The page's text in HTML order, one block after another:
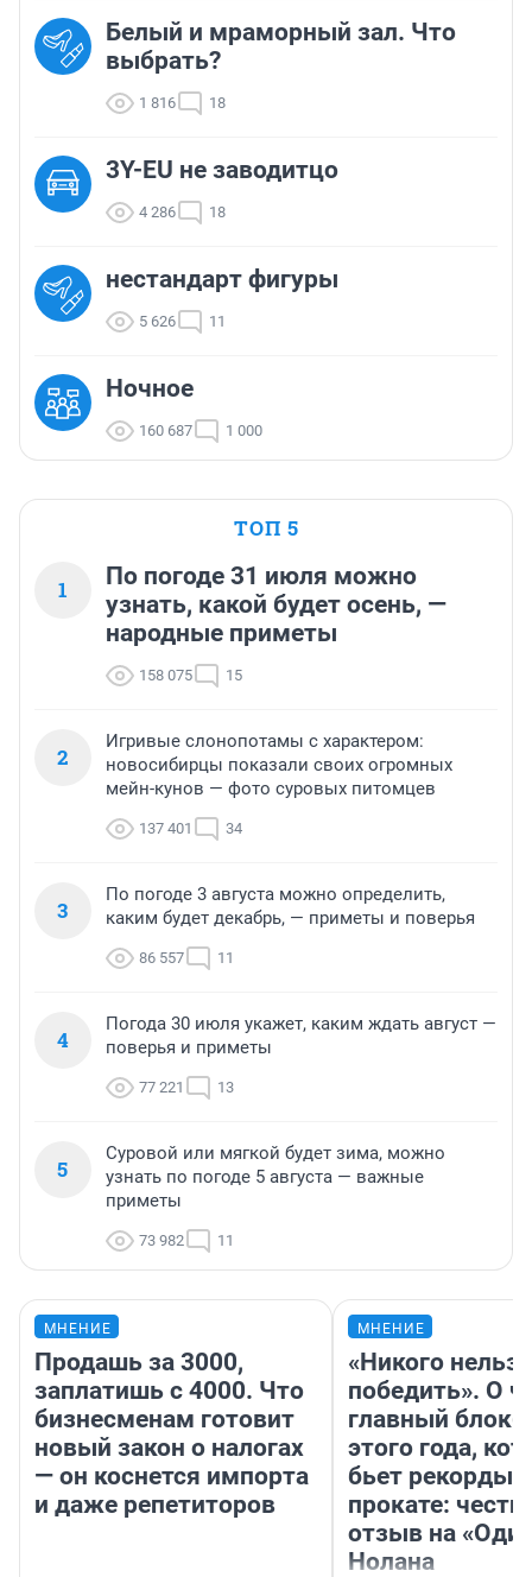
Белый и мраморный зал. Что
выбрать?
1 816 18
3Y-EU не заводитцо
4 286 18
нестандарт фигуры
5 626 11
Ночное
160 687 1 000
ТОП 5
1
По погоде 31 июля можно
узнать, какой будет осень, —
народные приметы
158 075 15
2
Игривые слонопотамы с характером:
новосибирцы показали своих огромных
мейн-кунов — фото суровых питомцев
137 401 34
3
По погоде 3 августа можно определить,
каким будет декабрь, — приметы и поверья
86 557 11
4
Погода 30 июля укажет, каким ждать август —
поверья и приметы
77 221 13
5
Суровой или мягкой будет зима, можно
узнать по погоде 5 августа — важные
приметы
73 982 11
МНЕНИЕ
Продашь за 3000,
заплатишь с 4000. Что
бизнесменам готовит
новый закон о налогах
— он коснется импорта
и даже репетиторов
МНЕНИЕ
«Никого нельзя
победить». О
главный
этого года,
бьет рекорды в
прокате:
отзыв на
Нолана